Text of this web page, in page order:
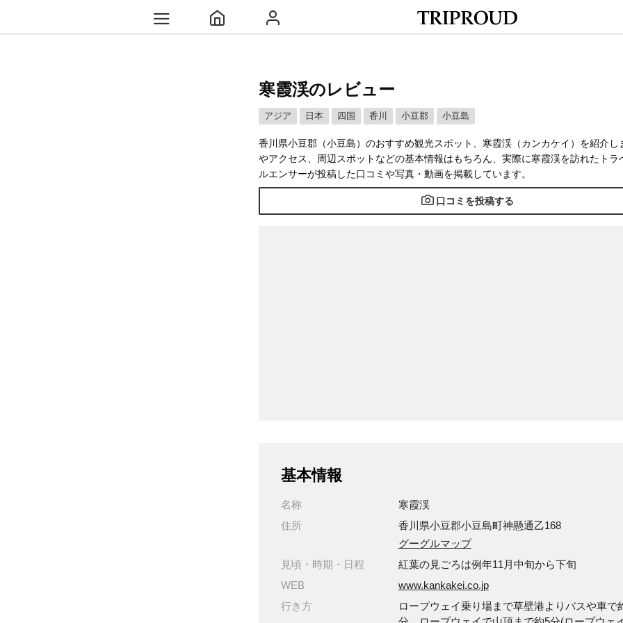
寒霞渓のレビュー
アジア 日本 四国 香川 小豆郡 小豆島
香川県小豆郡（小豆島）のおすすめ観光スポット、寒霞渓（カンカケイ）を紹介し
やアクセス、周辺スポットなどの基本情報はもちろん、実際に寒霞渓を訪れたトラ
ルエンサーが投稿した口コミや写真・動画を掲載しています。
口コミを投稿する
基本情報
名称
寒霞渓
住所
香川県小豆郡小豆島町神懸通乙168
グーグルマップ
見頃・時期・日程
紅葉の見ごろは例年11月中旬から下旬
WEB
www.kankakei.co.jp
行き方
ロープウェイ乗り場まで草壁港よりバスや車で